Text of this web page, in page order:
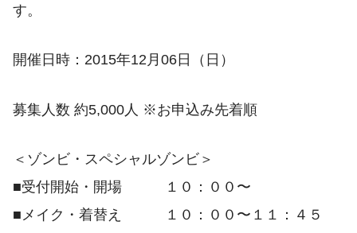
す。
開催日時：2015年12月06日（日）
募集人数 約5,000人 ※お申込み先着順
＜ゾンビ・スペシャルゾンビ＞
■受付開始・開場 １０：００〜
■メイク・着替え １０：００〜１１：４５